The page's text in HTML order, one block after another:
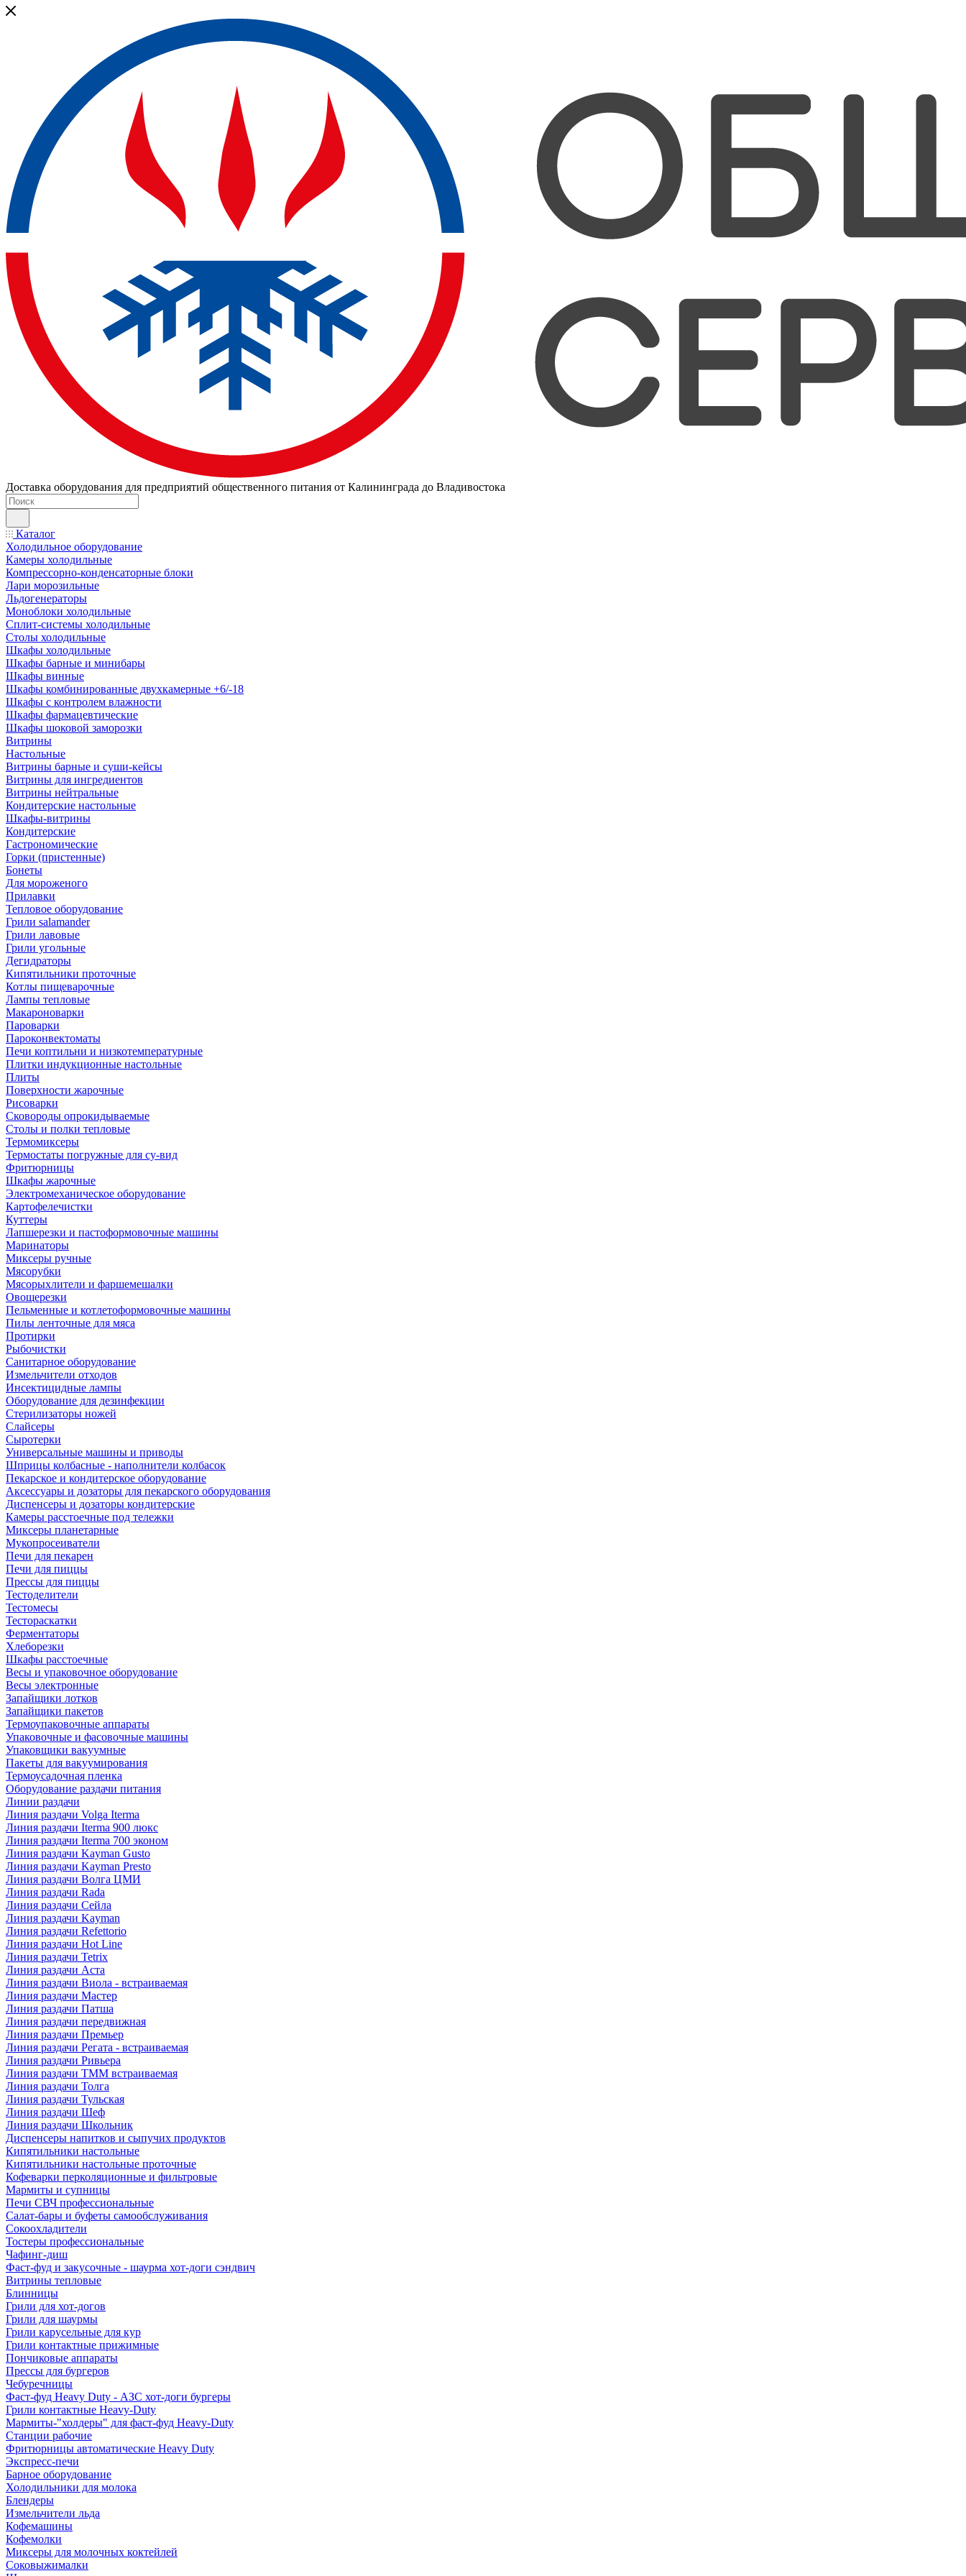
Доставка оборудования для предприятий общественного питания от Калининграда до Владивостока
Каталог
Холодильное оборудование
Камеры холодильные
Компрессорно-конденсаторные блоки
Лари морозильные
Льдогенераторы
Моноблоки холодильные
Сплит-системы холодильные
Столы холодильные
Шкафы холодильные
Шкафы барные и минибары
Шкафы винные
Шкафы комбинированные двухкамерные +6/-18
Шкафы с контролем влажности
Шкафы фармацевтические
Шкафы шоковой заморозки
Витрины
Настольные
Витрины барные и суши-кейсы
Витрины для ингредиентов
Витрины нейтральные
Кондитерские настольные
Шкафы-витрины
Кондитерские
Гастрономические
Горки (пристенные)
Бонеты
Для мороженого
Прилавки
Тепловое оборудование
Грили salamander
Грили лавовые
Грили угольные
Дегидраторы
Кипятильники проточные
Котлы пищеварочные
Лампы тепловые
Макароноварки
Пароварки
Пароконвектоматы
Печи коптильни и низкотемпературные
Плитки индукционные настольные
Плиты
Поверхности жарочные
Рисоварки
Сковороды опрокидываемые
Столы и полки тепловые
Термомиксеры
Термостаты погружные для су-вид
Фритюрницы
Шкафы жарочные
Электромеханическое оборудование
Картофелечистки
Куттеры
Лапшерезки и пастоформовочные машины
Маринаторы
Миксеры ручные
Мясорубки
Мясорыхлители и фаршемешалки
Овощерезки
Пельменные и котлетоформовочные машины
Пилы ленточные для мяса
Протирки
Рыбочистки
Санитарное оборудование
Измельчители отходов
Инсектицидные лампы
Оборудование для дезинфекции
Стерилизаторы ножей
Слайсеры
Сыротерки
Универсальные машины и приводы
Шприцы колбасные - наполнители колбасок
Пекарское и кондитерское оборудование
Аксессуары и дозаторы для пекарского оборудования
Диспенсеры и дозаторы кондитерские
Камеры расстоечные под тележки
Миксеры планетарные
Мукопросеиватели
Печи для пекарен
Печи для пиццы
Прессы для пиццы
Тестоделители
Тестомесы
Тестораскатки
Ферментаторы
Хлеборезки
Шкафы расстоечные
Весы и упаковочное оборудование
Весы электронные
Запайщики лотков
Запайщики пакетов
Термоупаковочные аппараты
Упаковочные и фасовочные машины
Упаковщики вакуумные
Пакеты для вакуумирования
Термоусадочная пленка
Оборудование раздачи питания
Линии раздачи
Линия раздачи Volga Iterma
Линия раздачи Iterma 900 люкс
Линия раздачи Iterma 700 эконом
Линия раздачи Kayman Gusto
Линия раздачи Kayman Presto
Линия раздачи Волга ЦМИ
Линия раздачи Rada
Линия раздачи Сейла
Линия раздачи Kayman
Линия раздачи Refettorio
Линия раздачи Hot Line
Линия раздачи Tetrix
Линия раздачи Аста
Линия раздачи Виола - встраиваемая
Линия раздачи Мастер
Линия раздачи Патша
Линия раздачи передвижная
Линия раздачи Премьер
Линия раздачи Регата - встраиваемая
Линия раздачи Ривьера
Линия раздачи ТММ встраиваемая
Линия раздачи Толга
Линия раздачи Тульская
Линия раздачи Шеф
Линия раздачи Школьник
Диспенсеры напитков и сыпучих продуктов
Кипятильники настольные
Кипятильники настольные проточные
Кофеварки перколяционные и фильтровые
Мармиты и супницы
Печи СВЧ профессиональные
Салат-бары и буфеты самообслуживания
Сокоохладители
Тостеры профессиональные
Чафинг-диш
Фаст-фуд и закусочные - шаурма хот-доги сэндвич
Витрины тепловые
Блинницы
Грили для хот-догов
Грили для шаурмы
Грили карусельные для кур
Грили контактные прижимные
Пончиковые аппараты
Прессы для бургеров
Чебуречницы
Фаст-фуд Heavy Duty - АЗС хот-доги бургеры
Грили контактные Heavy-Duty
Мармиты-"холдеры" для фаст-фуд Heavy-Duty
Станции рабочие
Фритюрницы автоматические Heavy Duty
Экспресс-печи
Барное оборудование
Холодильники для молока
Блендеры
Измельчители льда
Кофемашины
Кофемолки
Миксеры для молочных коктейлей
Соковыжималки